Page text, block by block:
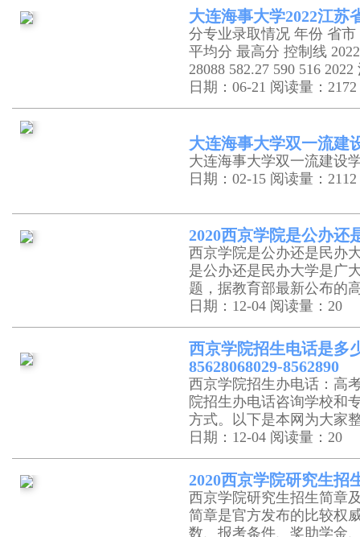
大连海事大学2022江苏
分专业录取情况 年份 省
平均分 最高分 控制线
28088 582.27 590 516
日期：06-21 阅读量：2172
大连海事大学双一流建
大连海事大学双一流建设
日期：02-15 阅读量：2112
2020西京学院是公办还
西京学院是公办还是民办
是公办还是民办大学是广
题，据教育部最新公布
日期：12-04 阅读量：20
西京学院招生电话是多
85628068029-8562890
西京学院招生办电话：高
院招生办电话咨询学校和
方式。以下是本网为大
日期：12-04 阅读量：20
2020西京学院研究生招
西京学院研究生招生简章
简章是官方发布的比较权
数、报考条件、奖助学